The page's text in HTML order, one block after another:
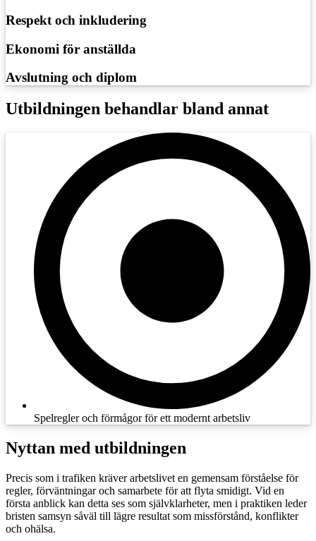
Respekt och inkludering
Ekonomi för anställda
Avslutning och diplom
Utbildningen behandlar bland annat
Spelregler och förmågor för ett modernt arbetsliv
Nyttan med utbildningen
Precis som i trafiken kräver arbetslivet en gemensam förståelse för
regler, förväntningar och samarbete för att flyta smidigt. Vid en
första anblick kan detta ses som självklarheter, men i praktiken leder
bristen samsyn såväl till lägre resultat som missförstånd, konflikter
och ohälsa.